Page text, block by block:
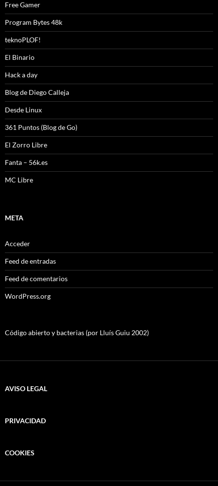
Free Gamer
Program Bytes 48k
teknoPLOF!
El Binario
Hack a day
Blog de Diego Calleja
Desde Linux
361 Puntos (Blog de Go)
El Zorro Libre
Fanta – 56k.es
MC Libre
META
Acceder
Feed de entradas
Feed de comentarios
WordPress.org
Código abierto y bacterias (por Lluís Guiu 2002)
AVISO LEGAL
PRIVACIDAD
COOKIES